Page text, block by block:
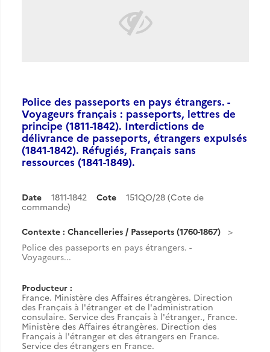
Police des passeports en pays étrangers. -
Voyageurs français : passeports, lettres de
principe (1811-1842). Interdictions de
délivrance de passeports, étrangers expulsés
(1841-1842). Réfugiés, Français sans
ressources (1841-1849).
Date 1811-1842 Cote
151QO/28 (Cote de
commande)
Contexte : Chancelleries / Passeports (1760-1867)
Police des passeports en pays étrangers. -
Voyageurs...
Producteur :
France. Ministère des Affaires étrangères. Direction
des Français à l'étranger et de l'administration
consulaire. Service des Français à l'étranger., France.
Ministère des Affaires étrangères. Direction des
Français à l'étranger et des étrangers en France.
Service des étrangers en France.